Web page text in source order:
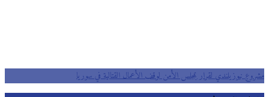
مشروع نيوزيلندي لقرار بمجلس الأمن لوقف الأعمال القتالية في سوريا